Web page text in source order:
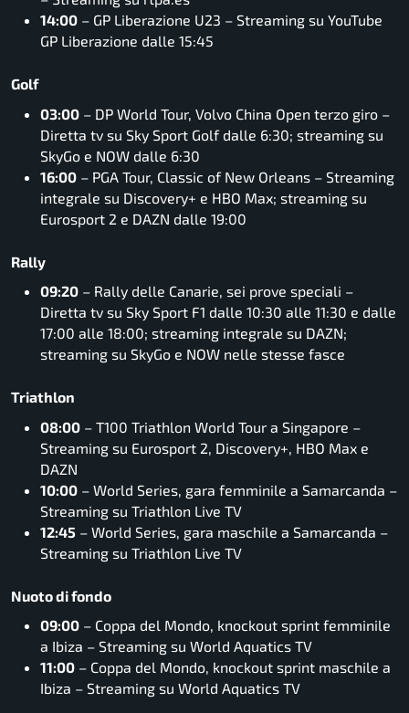
14:00 – GP Liberazione U23 – Streaming su YouTube
GP Liberazione dalle 15:45
Golf
03:00 – DP World Tour, Volvo China Open terzo giro –
Diretta tv su Sky Sport Golf dalle 6:30; streaming su
SkyGo e NOW dalle 6:30
16:00 – PGA Tour, Classic of New Orleans – Streaming
integrale su Discovery+ e HBO Max; streaming su
Eurosport 2 e DAZN dalle 19:00
Rally
09:20 – Rally delle Canarie, sei prove speciali –
Diretta tv su Sky Sport F1 dalle 10:30 alle 11:30 e dalle
17:00 alle 18:00; streaming integrale su DAZN;
streaming su SkyGo e NOW nelle stesse fasce
Triathlon
08:00 – T100 Triathlon World Tour a Singapore –
Streaming su Eurosport 2, Discovery+, HBO Max e
DAZN
10:00 – World Series, gara femminile a Samarcanda –
Streaming su Triathlon Live TV
12:45 – World Series, gara maschile a Samarcanda –
Streaming su Triathlon Live TV
Nuoto di fondo
09:00 – Coppa del Mondo, knockout sprint femminile
a Ibiza – Streaming su World Aquatics TV
11:00 – Coppa del Mondo, knockout sprint maschile a
Ibiza – Streaming su World Aquatics TV